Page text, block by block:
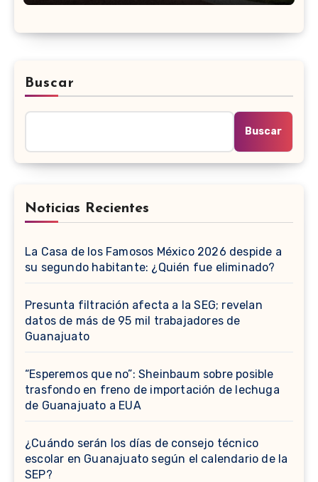
Buscar
Buscar
Noticias Recientes
La Casa de los Famosos México 2026 despide a
su segundo habitante: ¿Quién fue eliminado?
Presunta filtración afecta a la SEG; revelan
datos de más de 95 mil trabajadores de
Guanajuato
“Esperemos que no”: Sheinbaum sobre posible
trasfondo en freno de importación de lechuga
de Guanajuato a EUA
¿Cuándo serán los días de consejo técnico
escolar en Guanajuato según el calendario de la
SEP?